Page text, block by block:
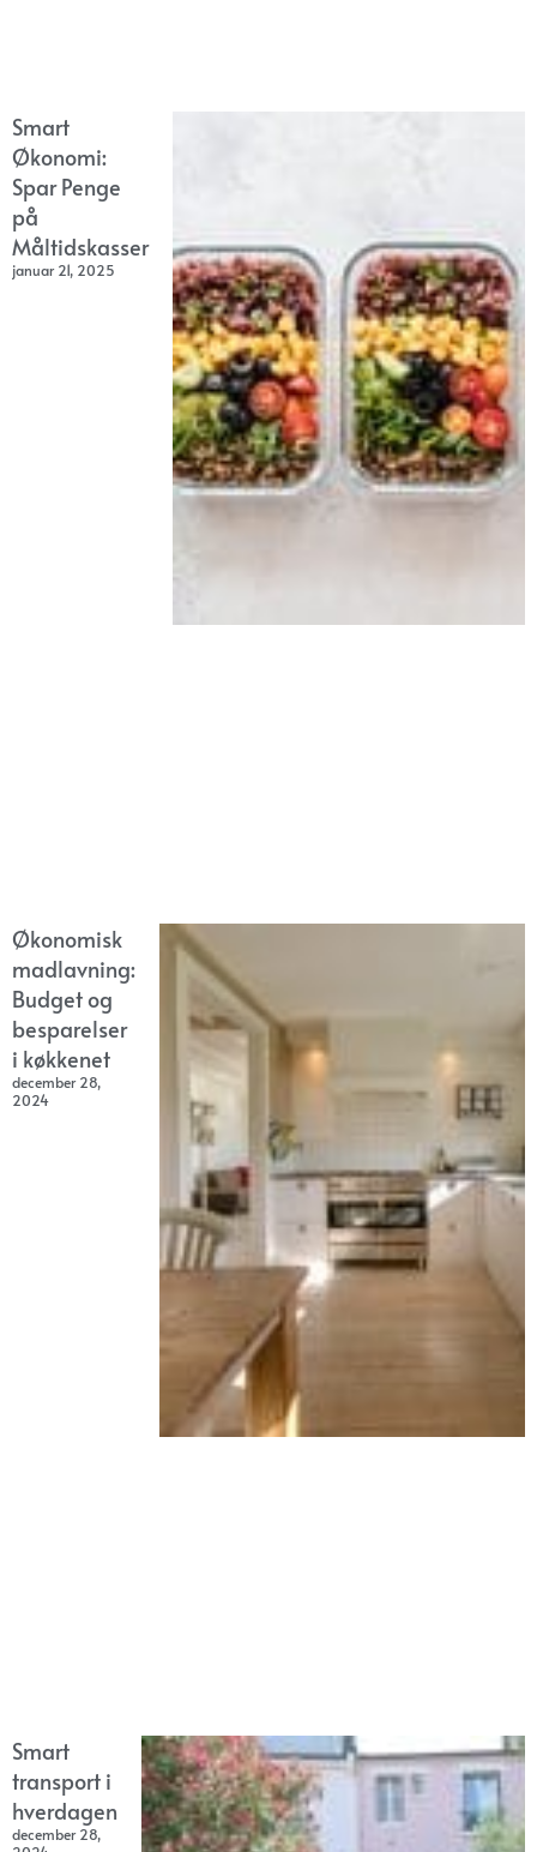
Smart
Økonomi:
Spar Penge
på
Måltidskasser
januar 21, 2025
Økonomisk
madlavning:
Budget og
besparelser
i køkkenet
december 28,
2024
Smart
transport i
hverdagen
december 28,